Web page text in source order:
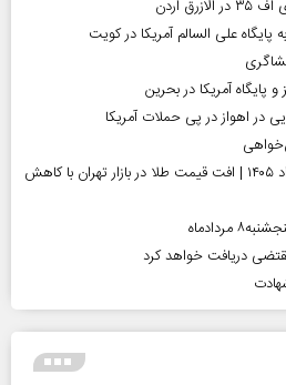
اردن
علی السالم آمریکا در کویت
آمریکا در بحرین
در اهواز در پی حملات آمریکا
قیمت طلا و سکه امروز ۱۱ مرداد ۱۴۰۵ | افت قیمت طلا در بازار تهران با کاهش
دریافت خواهد کرد